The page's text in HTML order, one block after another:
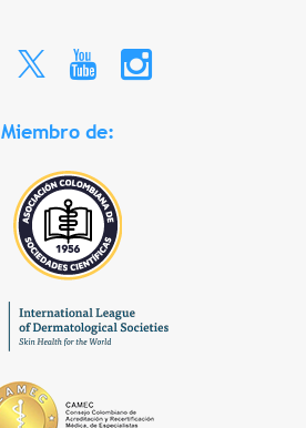
Miembro de: